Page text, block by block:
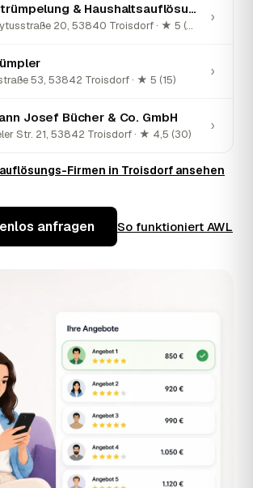
3K Entrümpelung & Haushaltsauflösung
Hippolytusstraße 20, 53840 Troisdorf · ★ 5 (40)
›
53, 53842 Troisdorf · ★ 5 (15)
›
Josef Bücher & Co. GmbH
Str. 21, 53842 Troisdorf · ★ 4,5 (30)
›
Firmen in Troisdorf ansehen
anfragen So funktioniert AWL